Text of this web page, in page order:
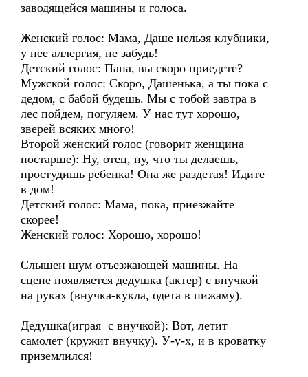
заводящейся машины и голоса.
Женский голос: Мама, Даше нельзя клубники,
у нее аллергия, не забудь!
Детский голос: Папа, вы скоро приедете?
Мужской голос: Скоро, Дашенька, а ты пока с
дедом, с бабой будешь. Мы с тобой завтра в
лес пойдем, погуляем. У нас тут хорошо,
зверей всяких много!
Второй женский голос (говорит женщина
постарше): Ну, отец, ну, что ты делаешь,
простудишь ребенка! Она же раздетая! Идите
в дом!
Детский голос: Мама, пока, приезжайте
скорее!
Женский голос: Хорошо, хорошо!
Слышен шум отъезжающей машины. На
сцене появляется дедушка (актер) с внучкой
на руках (внучка-кукла, одета в пижаму).
Дедушка(играя с внучкой): Вот, летит
самолет (кружит внучку). У-у-х, и в кроватку
приземлился!